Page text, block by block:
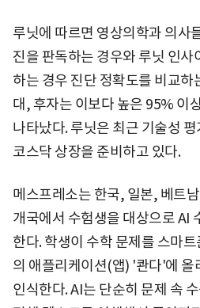
루닛에 따르면 영상의학과 의사
진을 판독하는 경우와 루닛 인사
하는 경우 진단 정확도를 비교
대, 후자는 이보다 높은 95% 이
나타났다. 루닛은 최근 기술성
코스닥 상장을 준비하고 있다.
메스프레소는 한국, 일본, 베트
개국에서 수험생을 대상으로 AI
한다. 학생이 수학 문제를 스마
의 애플리케이션(앱) '콴다'에 올
인식한다. AI는 단순히 문제 속